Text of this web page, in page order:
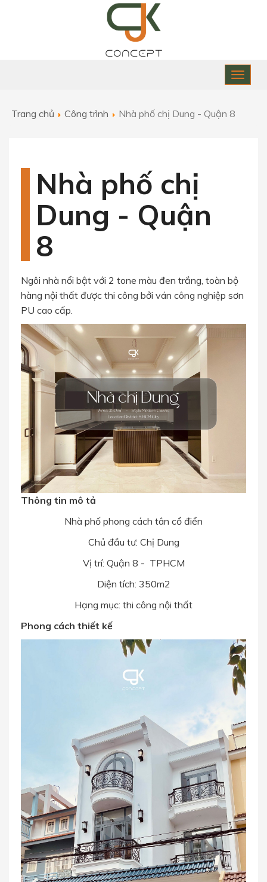
Toggle
Trang chủ
Công trình Nhà phố chị Dung - Quận 8
Nhà phố chị
Dung - Quận
8
Ngôi nhà nổi bật với 2 tone màu đen trắng, toàn bộ
hàng nội thất được thi công bởi ván công nghiệp sơn
PU cao cấp.
Thông tin mô tả
Nhà phố phong cách tân cổ điển
Chủ đầu tư: Chị Dung
Vị trí: Quận 8 - TPHCM
Diện tích: 350m2
Hạng mục: thi công nội thất
Phong cách thiết kế